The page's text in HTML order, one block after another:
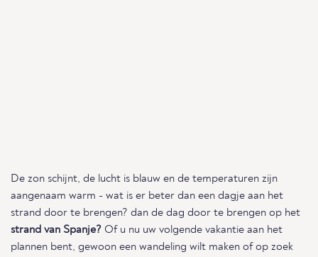
De zon schijnt, de lucht is blauw en de temperaturen zijn
aangenaam warm - wat is er beter dan een dagje aan het
strand door te brengen? dan de dag door te brengen op het
strand van Spanje? Of u nu uw volgende vakantie aan het
plannen bent, gewoon een wandeling wilt maken of op zoek